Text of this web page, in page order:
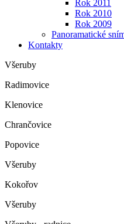
Rok 2011
Rok 2010
Rok 2009
Panoramatické
Kontakty
Všeruby
Radimovice
Klenovice
Chrančovice
Popovice
Všeruby
Kokořov
Všeruby